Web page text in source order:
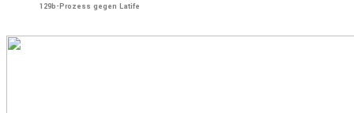
129b-Prozess gegen Latife